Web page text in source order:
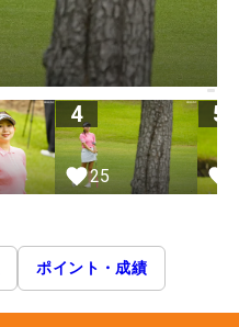
4
25
5
ポイント・成績